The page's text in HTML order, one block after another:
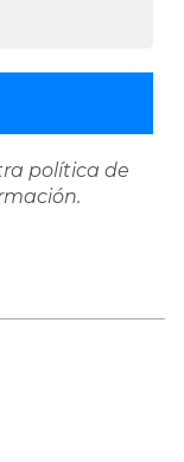
política de